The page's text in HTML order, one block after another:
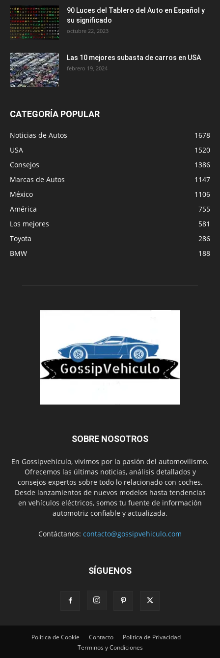
90 Luces del Tablero del Auto en Español y
su significado
octubre 22, 2023
Las 10 mejores subasta de carros en USA
febrero 19, 2024
CATEGORÍA POPULAR
Noticias de Autos
1678
USA
1520
Consejos
1386
Marcas de Autos
1147
México
1106
América
755
Los mejores
581
Toyota
286
BMW
188
SOBRE NOSOTROS
En Gossipvehiculo, vivimos por la pasión del automovilismo.
Ofrecemos las últimas noticias, análisis detallados y
consejos expertos sobre todo lo relacionado con coches.
Desde lanzamientos de nuevos modelos hasta tendencias
en vehículos eléctricos, somos tu fuente de información
automotriz confiable y actualizada.
Contáctanos: contacto@gossipvehiculo.com
SÍGUENOS
Politica de Cookie Contacto
Politica de Privacidad
Terminos y Condiciones